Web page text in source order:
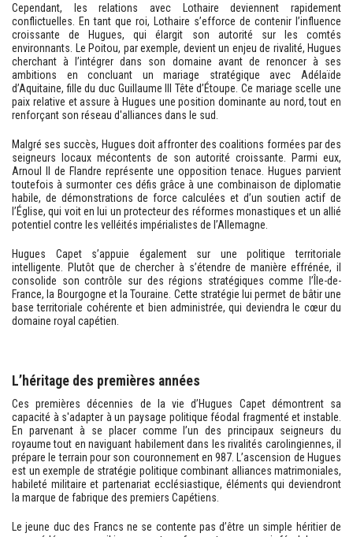
Cependant, les relations avec Lothaire deviennent rapidement
conflictuelles. En tant que roi, Lothaire s’efforce de contenir l’influence
croissante de Hugues, qui élargit son autorité sur les comtés
environnants. Le Poitou, par exemple, devient un enjeu de rivalité, Hugues
cherchant à l’intégrer dans son domaine avant de renoncer à ses
ambitions en concluant un mariage stratégique avec Adélaïde
d’Aquitaine, fille du duc Guillaume III Tête d’Étoupe. Ce mariage scelle une
paix relative et assure à Hugues une position dominante au nord, tout en
renforçant son réseau d'alliances dans le sud.
Malgré ses succès, Hugues doit affronter des coalitions formées par des
seigneurs locaux mécontents de son autorité croissante. Parmi eux,
Arnoul II de Flandre représente une opposition tenace. Hugues parvient
toutefois à surmonter ces défis grâce à une combinaison de diplomatie
habile, de démonstrations de force calculées et d’un soutien actif de
l’Église, qui voit en lui un protecteur des réformes monastiques et un allié
potentiel contre les velléités impérialistes de l’Allemagne.
Hugues Capet s’appuie également sur une politique territoriale
intelligente. Plutôt que de chercher à s’étendre de manière effrénée, il
consolide son contrôle sur des régions stratégiques comme l’Île-de-
France, la Bourgogne et la Touraine. Cette stratégie lui permet de bâtir une
base territoriale cohérente et bien administrée, qui deviendra le cœur du
domaine royal capétien.
L’héritage des premières années
Ces premières décennies de la vie d’Hugues Capet démontrent sa
capacité à s'adapter à un paysage politique féodal fragmenté et instable.
En parvenant à se placer comme l’un des principaux seigneurs du
royaume tout en naviguant habilement dans les rivalités carolingiennes, il
prépare le terrain pour son couronnement en 987. L’ascension de Hugues
est un exemple de stratégie politique combinant alliances matrimoniales,
habileté militaire et partenariat ecclésiastique, éléments qui deviendront
la marque de fabrique des premiers Capétiens.
Le jeune duc des Francs ne se contente pas d’être un simple héritier de